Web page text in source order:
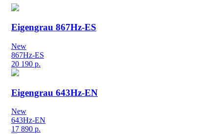
Eigengrau 867Hz-ES
New
867Hz-ES
20 190 р.
Eigengrau 643Hz-EN
New
643Hz-EN
17 890 р.